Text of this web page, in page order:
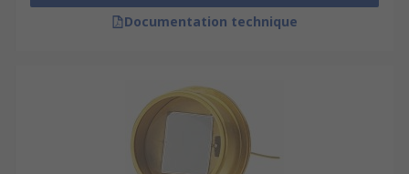
Documentation technique